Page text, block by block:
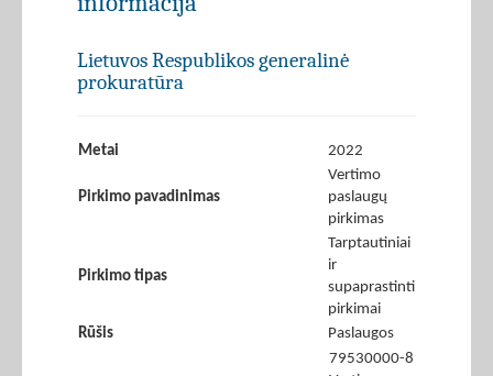
Lietuvos Respublikos generalinė
prokuratūra
Metai 2022
Pirkimo pavadinimas
Vertimo
paslaugų
pirkimas
Pirkimo tipas
Tarptautiniai
ir
supaprastinti
pirkimai
Rūšis
Paslaugos
79530000-8